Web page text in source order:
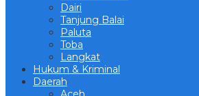
Dairi
Tanjung Balai
Paluta
Toba
Langkat
Hukum & Kriminal
Daerah